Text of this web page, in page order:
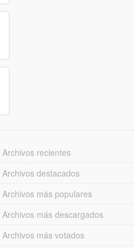
Archivos recientes
Archivos destacados
Archivos más populares
Archivos más descargados
Archivos más votados